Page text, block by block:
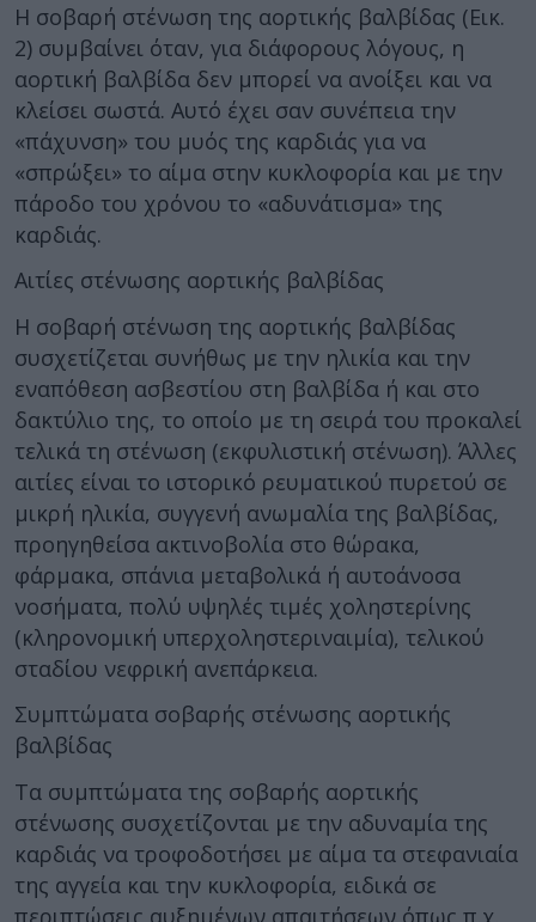
Η σοβαρή στένωση της αορτικής βαλβίδας (Εικ.
2) συμβαίνει όταν, για διάφορους λόγους, η
αορτική βαλβίδα δεν μπορεί να ανοίξει και να
κλείσει σωστά. Αυτό έχει σαν συνέπεια την
«πάχυνση» του μυός της καρδιάς για να
«σπρώξει» το αίμα στην κυκλοφορία και με την
πάροδο του χρόνου το «αδυνάτισμα» της
καρδιάς.
Αιτίες στένωσης αορτικής βαλβίδας
Η σοβαρή στένωση της αορτικής βαλβίδας
συσχετίζεται συνήθως με την ηλικία και την
εναπόθεση ασβεστίου στη βαλβίδα ή και στο
δακτύλιο της, το οποίο με τη σειρά του προκαλεί
τελικά τη στένωση (εκφυλιστική στένωση). Άλλες
αιτίες είναι το ιστορικό ρευματικού πυρετού σε
μικρή ηλικία, συγγενή ανωμαλία της βαλβίδας,
προηγηθείσα ακτινοβολία στο θώρακα,
φάρμακα, σπάνια μεταβολικά ή αυτοάνοσα
νοσήματα, πολύ υψηλές τιμές χοληστερίνης
(κληρονομική υπερχοληστεριναιμία), τελικού
σταδίου νεφρική ανεπάρκεια.
Συμπτώματα σοβαρής στένωσης αορτικής
βαλβίδας
Τα συμπτώματα της σοβαρής αορτικής
στένωσης συσχετίζονται με την αδυναμία της
καρδιάς να τροφοδοτήσει με αίμα τα στεφανιαία
της αγγεία και την κυκλοφορία, ειδικά σε
περιπτώσεις αυξημένων απαιτήσεων όπως π.χ.